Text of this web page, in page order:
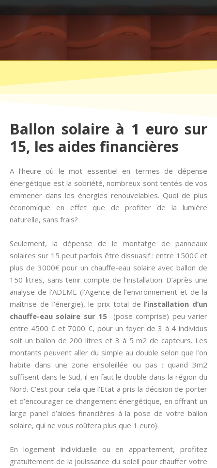
Ballon solaire à 1 euro sur
15, les aides financières
A l’heure où le mot essentiel en termes de dépense
énergétique est la sobriété, nombreux sont tentés de vos
emmener dans les énergies renouvelables. Quoi de plus
économique en effet que de profiter de la lumière
naturelle, sans frais?
Seulement, la dépense de le montatge de panneaux
solaires sur 15 peut parfois être dissuasif : entre 1500€ et
plus de 3000€ pour un chauffe-eau solaire avec ballon de
150 litres, sans tenir compte de l’installation. D’après une
analyse de l’ADEME (l’Agence de l’environnement et de la
maîtrise de l’énergie), le prix total de l’installation d’un
chauffe-eau solaire sur 15 (pose comprise) peu varier
entre 4500 € et 7000 €, pour un foyer de 3 à 4 individus
soit un ballon de 200 litres et 3 à 5 m2 de capteurs. Les
montants peuvent aller du simple au double selon que l’on
habite dans une zone ensoleillée ou pas : quand 3m2
suffisent dans le Sud, il en faut le double dans la région du
Nord. C’est pour cela que l’Etat a pris la décision de porter
et d’encourager ce changement énergétique, en offrant un
large panel d’aides financières à la pose de votre ballon
solaire, qui ne vous coûtera plus que 1 euro}.
En logement individuelle ou en appartement, profitez
gratuitement de la jouissance du soleil pour chauffer votre